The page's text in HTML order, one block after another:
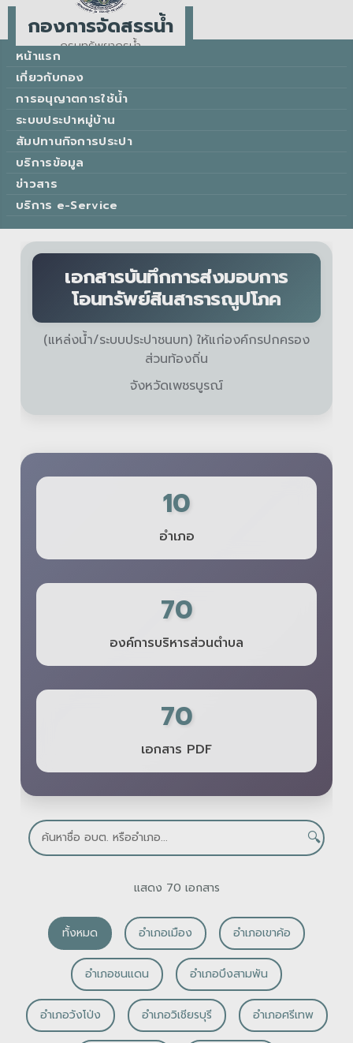
กองการจัดสรรน้ำ
กรมทรัพยากรน้ำ
Water Allocation Division
หน้าแรก
เกี่ยวกับกอง
การอนุญาตการใช้น้ำ
ระบบประปาหมู่บ้าน
สัมปทานกิจการประปา
บริการข้อมูล
ข่าวสาร
บริการ e-Service
เอกสารบันทึกการส่งมอบการ
โอนทรัพย์สินสาธารณูปโภค
(แหล่งน้ำ/ระบบประปาชนบท) ให้แก่องค์กรปกครอง
ส่วนท้องถิ่น
จังหวัดเพชรบูรณ์
10
อำเภอ
70
องค์การบริหารส่วนตำบล
70
เอกสาร PDF
🔍
แสดง 70 เอกสาร
ทั้งหมด อำเภอเมือง อำเภอเขาค้อ
อำเภอชนแดน อำเภอบึงสามพัน
อำเภอวังโป่ง อำเภอวิเชียรบุรี อำเภอศรีเทพ